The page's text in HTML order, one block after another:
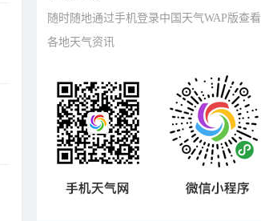
随时随地通过手机登录中国天气WAP版查看
各地天气资讯